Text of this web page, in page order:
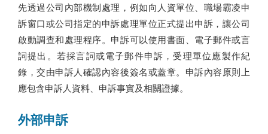
先透過公司內部機制處理，例如向人資單位、職場霸凌申
訴窗口或公司指定的申訴處理單位正式提出申訴，讓公司
啟動調查和處理程序。申訴可以使用書面、電子郵件或言
詞提出。若採言詞或電子郵件申訴，受理單位應製作紀
錄，交由申訴人確認內容後簽名或蓋章。申訴內容原則上
應包含申訴人資料、申訴事實及相關證據。
外部申訴